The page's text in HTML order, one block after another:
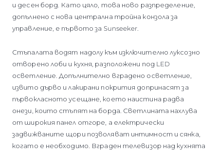
и десен борд. Като цяло, това ново разпределение,
допълнено с нова централна тройна конзола за
управление, е първото за Sunseeker.
Стъпалата водят надолу към изключително луксозно
отворено лоби и кухня, разположени под LED
осветление. Допълнително вградено осветление,
извито дърво и лакирани покрития допринасят за
първокласното усещане, което наистина радва
онези, които стъпят на борда. Светлината нахлува
от широкия панел отгоре, а електрически
задвижваните щори позволяват интимност и сянка,
когато е необходимо. Вграден телевизор над кухнята